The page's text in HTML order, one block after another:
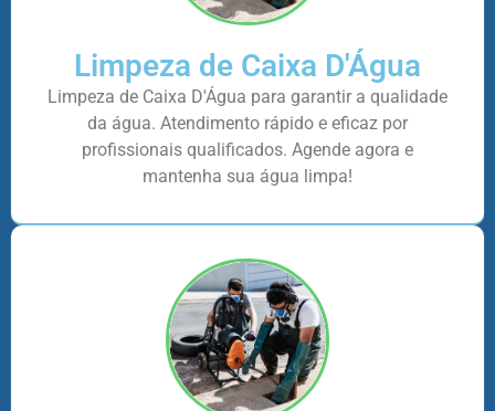
Limpeza de Caixa D'Água
Limpeza de Caixa D'Água para garantir a qualidade
da água. Atendimento rápido e eficaz por
profissionais qualificados. Agende agora e
mantenha sua água limpa!